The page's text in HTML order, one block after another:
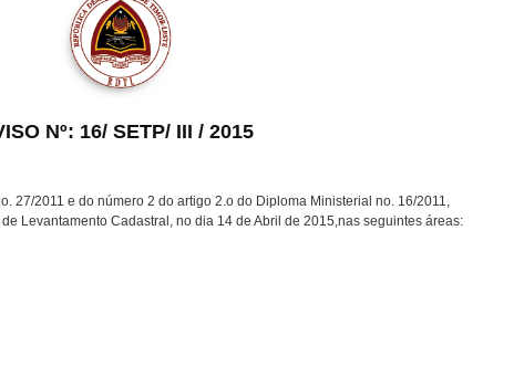
Nº: 16/ SETP/ III / 2015
27/2011 e do número 2 do artigo 2.o do Diploma Ministerial no. 16/2011,
Levantamento Cadastral, no dia 14 de Abril de 2015,nas seguintes áreas: